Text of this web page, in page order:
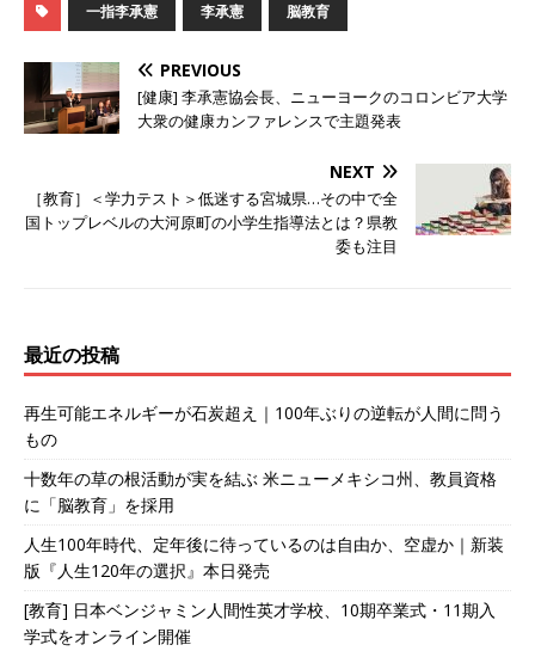
一指李承憲 李承憲 脳教育
PREVIOUS
[健康] 李承憲協会長、ニューヨークのコロンビア大学
大衆の健康カンファレンスで主題発表
NEXT
［教育］＜学力テスト＞低迷する宮城県…その中で全
国トップレベルの大河原町の小学生指導法とは？県教
委も注目
最近の投稿
再生可能エネルギーが石炭超え｜100年ぶりの逆転が人間に問う
もの
十数年の草の根活動が実を結ぶ 米ニューメキシコ州、教員資格
に「脳教育」を採用
人生100年時代、定年後に待っているのは自由か、空虚か｜新装
版『人生120年の選択』本日発売
[教育] 日本ベンジャミン人間性英才学校、10期卒業式・11期入
学式をオンライン開催